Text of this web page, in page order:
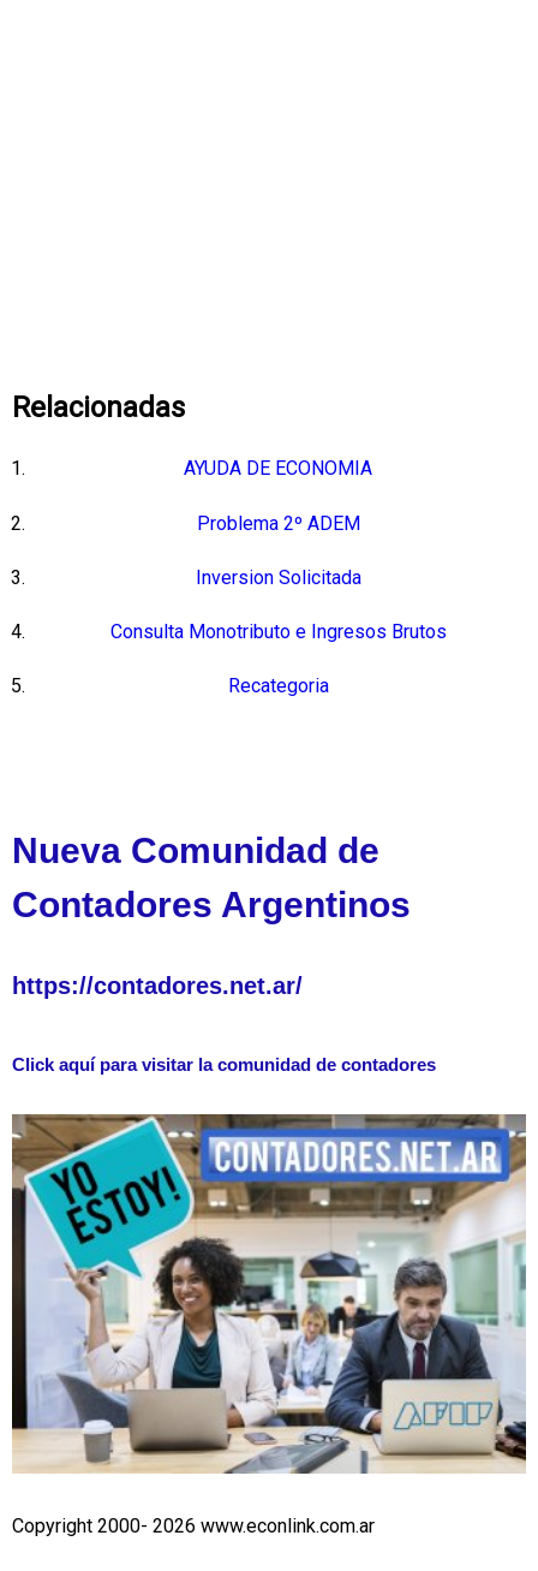
Relacionadas
AYUDA DE ECONOMIA
Problema 2º ADEM
Inversion Solicitada
Consulta Monotributo e Ingresos Brutos
Recategoria
Nueva Comunidad de
Contadores Argentinos
https://contadores.net.ar/
Click aquí para visitar la comunidad de contadores
Copyright 2000- 2026 www.econlink.com.ar